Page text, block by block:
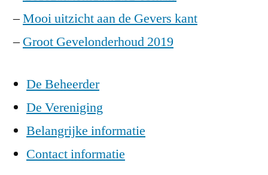
–Mooi uitzicht aan de Gevers kant
–Groot Gevelonderhoud 2019
De Beheerder
De Vereniging
Belangrijke informatie
Contact informatie